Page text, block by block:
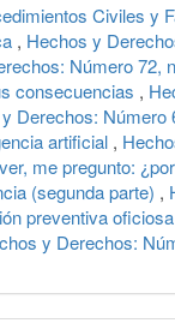
Civiles y
, Hechos y
Número 72,
consecuencias ,
Derechos: Número
artificial ,
me pregunto:
(segunda parte) ,
preventiva oficiosa
y Derechos: